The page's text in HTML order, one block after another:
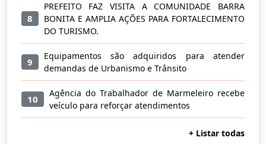
8
PREFEITO FAZ VISITA A COMUNIDADE BARRA
BONITA E AMPLIA AÇÕES PARA FORTALECIMENTO
DO TURISMO.
9
Equipamentos são adquiridos para atender
demandas de Urbanismo e Trânsito
10
Agência do Trabalhador de Marmeleiro recebe
veículo para reforçar atendimentos
+ Listar todas